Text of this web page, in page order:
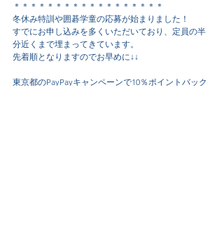
＊＊＊＊＊＊＊＊＊＊＊＊＊＊＊＊＊＊
冬休み特訓や囲碁学童の応募が始まりました！
すでにお申し込みを多くいただいており、定員の半
分近くまで埋まってきています。
先着順となりますのでお早めに↓↓
東京都のPayPayキャンペーンで10％ポイントバック